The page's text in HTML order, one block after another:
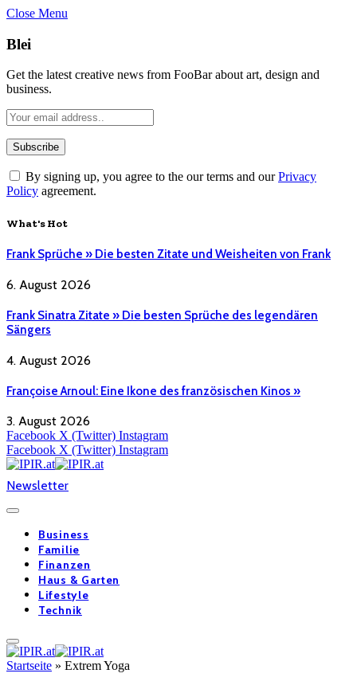
Close Menu
Blei
Get the latest creative news from FooBar about art, design and
business.
By signing up, you agree to the our terms and ourPrivacy
Policy agreement.
What's Hot
Frank Sprüche » Die besten Zitate und Weisheiten von Frank
6. August 2026
Frank Sinatra Zitate » Die besten Sprüche des legendären
Sängers
4. August 2026
Françoise Arnoul: Eine Ikone des französischen Kinos »
3. August 2026
Facebook X (Twitter) Instagram
Facebook X (Twitter) Instagram
Newsletter
Business
Familie
Finanzen
Haus & Garten
Lifestyle
Technik
Startseite » Extrem Yoga